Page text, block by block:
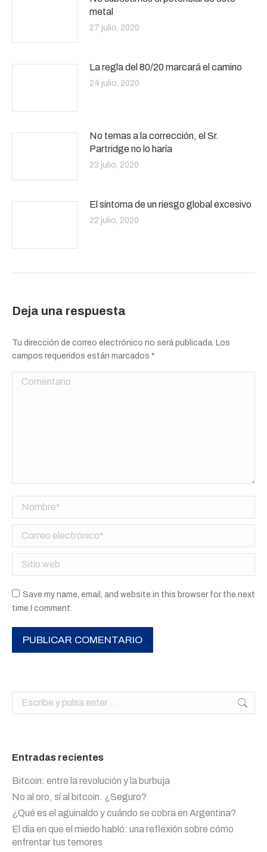
metal
27 julio, 2020
La regla del 80/20 marcará el camino
24 julio, 2020
No temas a la corrección, el Sr.
Partridge no lo haría
23 julio, 2020
El síntoma de un riesgo global excesivo
22 julio, 2020
Deja una respuesta
Tu dirección de correo electrónico no será publicada. Los
campos requeridos están marcados *
Comentario
Nombre *
Correo electrónico *
Sitio web
Save my name, email, and website in this browser for the next
time I comment.
PUBLICAR COMENTARIO
Buscar:
Entradas recientes
Bitcoin: entre la revolución y la burbuja
No al oro, sí al bitcoin. ¿Seguro?
¿Qué es el aguinaldo y cuándo se cobra en Argentina?
El día en que el miedo habló: una reflexión sobre cómo
enfrentar tus temores